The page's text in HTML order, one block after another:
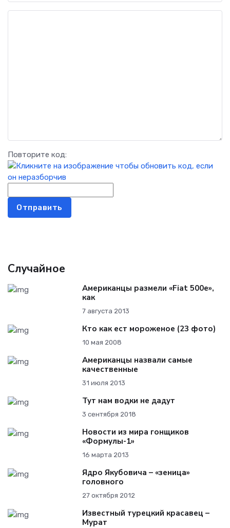
Повторите код:
Отправить
Случайное
Американцы размели «Fiat 500e»,
как
7 августа 2013
Кто как ест мороженое (23 фото)
10 мая 2008
Американцы назвали самые
качественные
31 июля 2013
Тут нам водки не дадут
3 сентября 2018
Новости из мира гонщиков
«Формулы-1»
16 марта 2013
Ядро Якубовича – «зеница»
головного
27 октября 2012
Известный турецкий красавец –
Мурат